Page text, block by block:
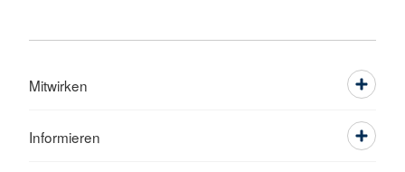
Mitwirken
Informieren